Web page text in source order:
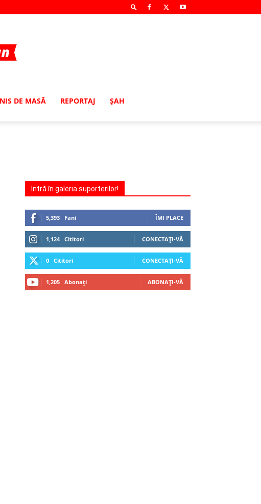
DE MASĂ REPORTAJ ŞAH
Intră în galeria suporterilor!
5,393 Fani ÎMI PLACE
1,124 Cititori CONECTAȚI-VĂ
0 Cititori CONECTAȚI-VĂ
1,205 Abonați ABONAȚI-VĂ